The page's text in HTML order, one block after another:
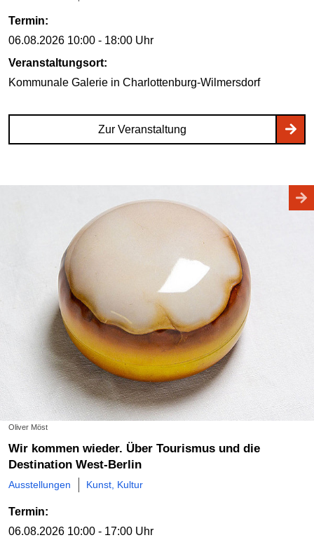
Termin:
06.08.2026 10:00 - 18:00 Uhr
Veranstaltungsort:
Kommunale Galerie in Charlottenburg-Wilmersdorf
Zur Veranstaltung
Oliver Möst
Wir kommen wieder. Über Tourismus und die
Destination West-Berlin
Ausstellungen Kunst, Kultur
Termin:
06.08.2026 10:00 - 17:00 Uhr